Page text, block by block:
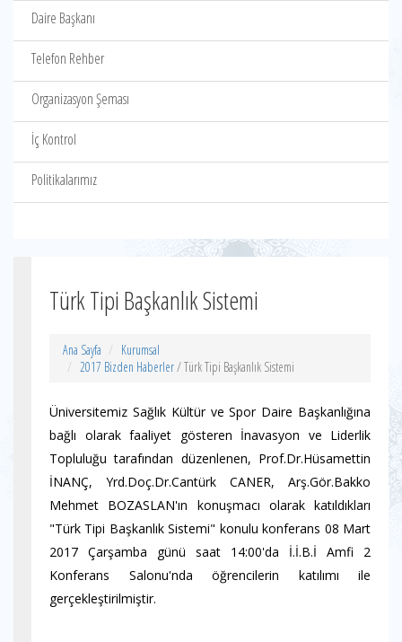
Daire Başkanı
Telefon Rehber
Organizasyon Şeması
İç Kontrol
Politikalarımız
Türk Tipi Başkanlık Sistemi
Ana Sayfa
Kurumsal
2017 Bizden Haberler/ Türk Tipi Başkanlık Sistemi
Üniversitemiz Sağlık Kültür ve Spor Daire Başkanlığına
bağlı olarak faaliyet gösteren İnavasyon ve Liderlik
Topluluğu tarafından düzenlenen, Prof.Dr.Hüsamettin
İNANÇ, Yrd.Doç.Dr.Cantürk CANER, Arş.Gör.Bakko
Mehmet BOZASLAN'ın konuşmacı olarak katıldıkları
"Türk Tipi Başkanlık Sistemi" konulu konferans 08 Mart
2017 Çarşamba günü saat 14:00'da İ.İ.B.İ Amfi 2
Konferans Salonu'nda öğrencilerin katılımı ile
gerçekleştirilmiştir.